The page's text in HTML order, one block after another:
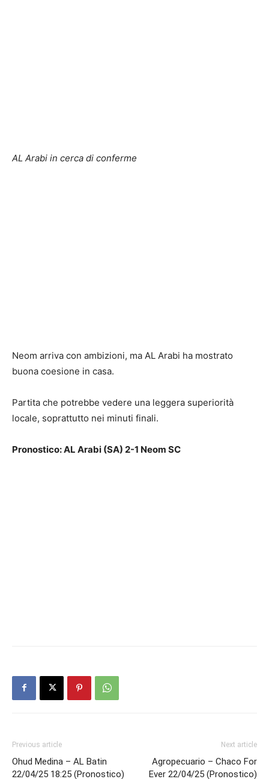
AL Arabi in cerca di conferme
Neom arriva con ambizioni, ma AL Arabi ha mostrato
buona coesione in casa.
Partita che potrebbe vedere una leggera superiorità
locale, soprattutto nei minuti finali.
Pronostico: AL Arabi (SA) 2-1 Neom SC
Previous article
Ohud Medina – AL Batin
22/04/25 18:25 (Pronostico)
Next article
Agropecuario – Chaco For
Ever 22/04/25 (Pronostico)